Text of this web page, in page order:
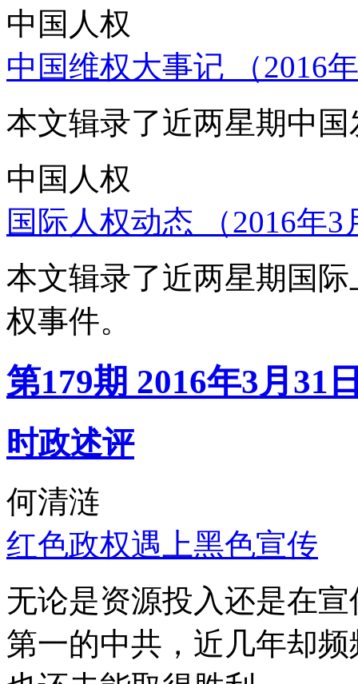
中国人权
中国维权大事记 （2016
本文辑录了近两星期中
中国人权
国际人权动态 （2016年
本文辑录了近两星期国
权事件。
第179期 2016年3月31
时政述评
何清涟
红色政权遇上黑色宣传
无论是资源投入还是在
第一的中共，近几年却